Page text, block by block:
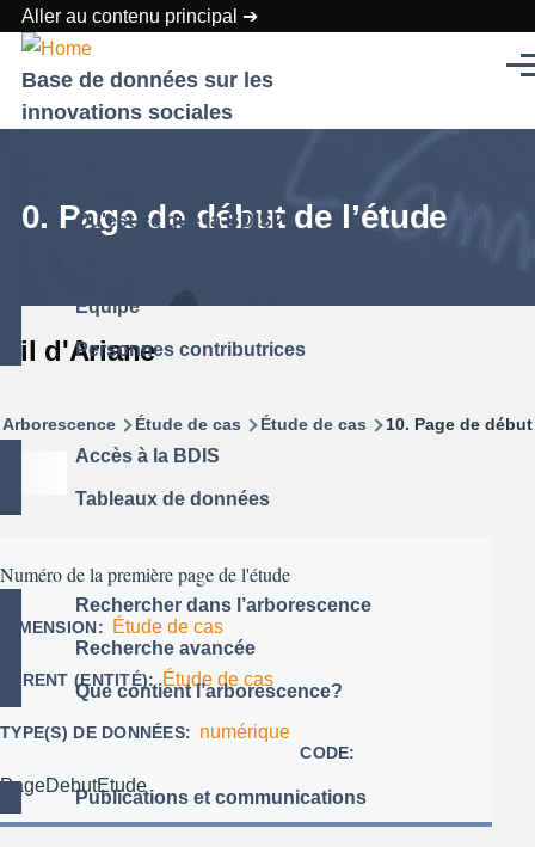
Aller au contenu principal
Base de données sur les
innovations sociales
Qu'est-ce que la BDIS?
Équipe
Personnes contributrices
Accès à la BDIS
Tableaux de données
Rechercher dans l’arborescence
Recherche avancée
Que contient l’arborescence?
Publications et communications
10. Page de début de l’étude
Fil d'Ariane
Arborescence Étude de cas Étude de cas 10. Page de début
Numéro de la première page de l'étude
DIMENSION Étude de cas
PARENT (ENTITÉ) Étude de cas
TYPE(S) DE DONNÉES numérique
CODE
PageDebutEtude